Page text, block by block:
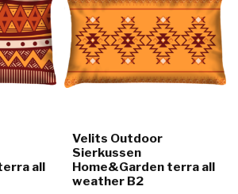
all
Velits Outdoor
Sierkussen
Home&Garden terra all
weather B2